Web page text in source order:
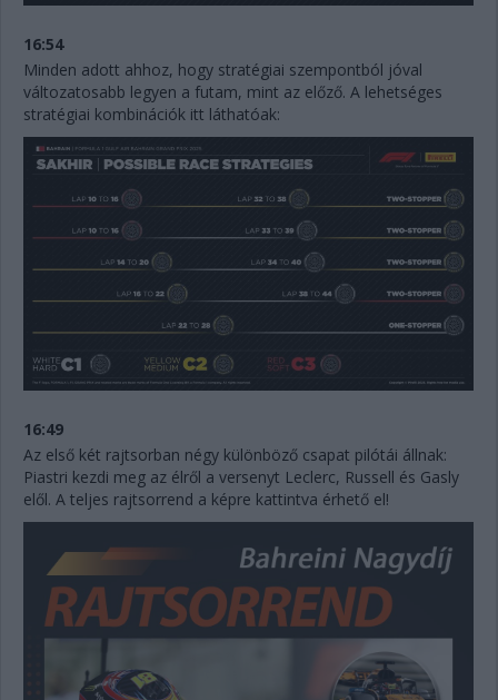
16:54
Minden adott ahhoz, hogy stratégiai szempontból jóval
változatosabb legyen a futam, mint az előző. A lehetséges
stratégiai kombinációk itt láthatóak:
16:49
Az első két rajtsorban négy különböző csapat pilótái állnak:
Piastri kezdi meg az élről a versenyt Leclerc, Russell és Gasly
elől. A teljes rajtsorrend a képre kattintva érhető el!